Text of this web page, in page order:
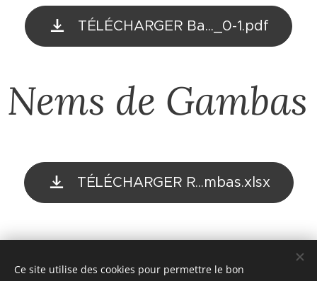
TÉLÉCHARGER Ba..._0-1.pdf
Nems de Gambas
TÉLÉCHARGER R...mbas.xlsx
Eclair fraise pistache
Ce site utilise des cookies pour permettre le bon